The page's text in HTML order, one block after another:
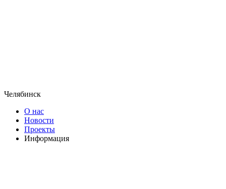
Челябинск
О нас
Новости
Проекты
Информация